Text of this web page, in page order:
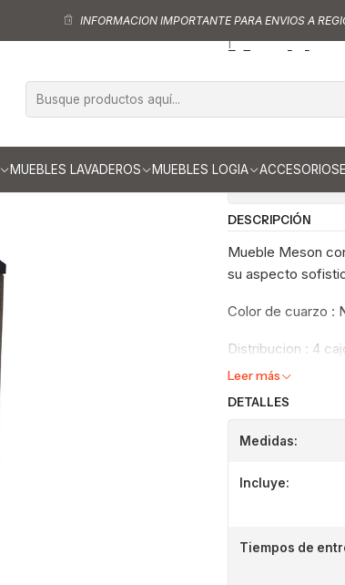
MUEBLES LAVADEROS MUEBLES LOGIA ACCESORIOS
INFORMACION IMPORTANTE PARA ENVIOS A
Mueble tipo Mesón de 120 cm
Mueble meson
|
Mueble
120 cm /
DESCRIPCIÓN
Mueble Meson
su aspecto
Color de cuarzo :
Distribucion : 4
Leer más
DETALLES
Medidas:
Incluye:
Tiempos de